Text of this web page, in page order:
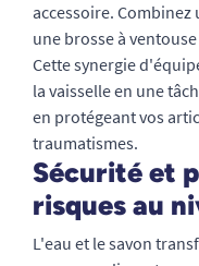
accessoire.
une brosse à
Cette synergie
la vaisselle en une
en protégeant vos
traumatismes.
Sécurité et
risques au
L'eau et le savon